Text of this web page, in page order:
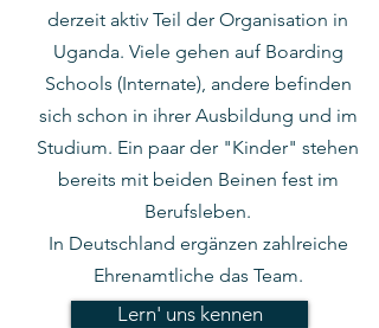
derzeit aktiv Teil der Organisation in
Uganda. Viele gehen auf Boarding
Schools (Internate), andere befinden
sich schon in ihrer Ausbildung und im
Studium. Ein paar der "Kinder" stehen
bereits mit beiden Beinen fest im
Berufsleben.
In Deutschland ergänzen zahlreiche
Ehrenamtliche das Team.
Lern' uns kennen